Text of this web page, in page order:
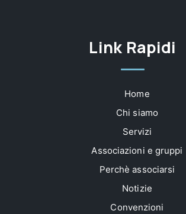
Link Rapidi
Home
Chi siamo
Servizi
Associazioni e gruppi
Perchè associarsi
Notizie
Convenzioni